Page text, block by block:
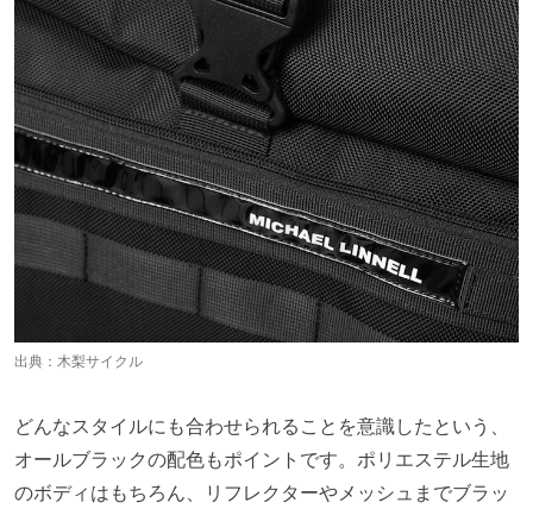
出典： 木梨サイクル
どんなスタイルにも合わせられることを意識したという、
オールブラックの配色もポイントです。ポリエステル生地
のボディはもちろん、リフレクターやメッシュまでブラッ